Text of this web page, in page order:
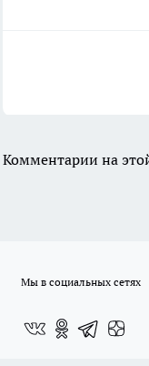
Комментарии на
Мы в социальных сетях